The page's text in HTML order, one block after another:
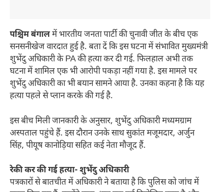
पश्चिम बंगालमें भारतीय जनता पार्टी की चुनावी जीत के बीच एक
सनसनीखेज वारदात हुई है. बता दें कि इस घटना में संभावित मुख्यमंत्री
शुभेंदु अधिकारी के PA की हत्या कर दी गई. फिलहाल अभी तक
घटना में शामिल एक भी आरोपी पकड़ा नहीं गया है. इस मामले पर
शुभेंदु अधिकारी का भी बयान सामने आया है. उनका कहना है कि यह
हत्या पहले से प्लान करके की गई है.
इस बीच मिली जानकारी के अनुसार, शुभेंदु अधिकारी मध्यमग्राम
अस्पताल पहुंचे हैं. इस दौरान उनके साथ सुकांत मजूमदार, अर्जुन
सिंह, पीयूष कानोड़िया सहित कई नेता मौजूद हैं.
रेकी कर की गई हत्या- शुभेंदु अधिकारी
पत्रकारों से बातचीत में अधिकारी ने बताया है कि पुलिस को जांच में